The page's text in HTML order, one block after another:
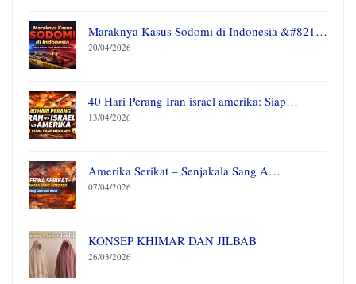
Maraknya Kasus Sodomi di Indonesia &#821…
20/04/2026
40 Hari Perang Iran israel amerika: Siap…
13/04/2026
Amerika Serikat – Senjakala Sang A…
07/04/2026
KONSEP KHIMAR DAN JILBAB
26/03/2026